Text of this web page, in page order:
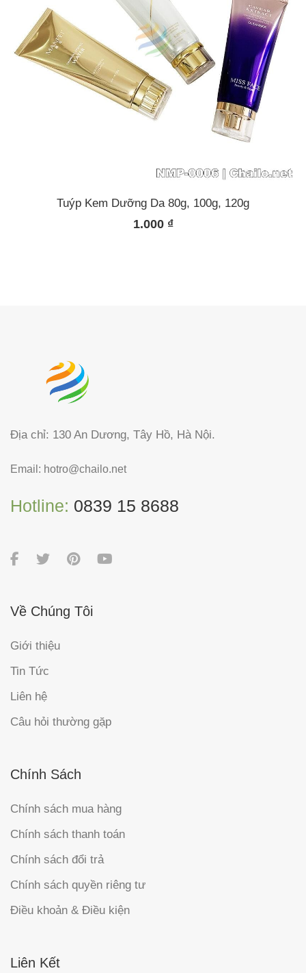
Tuýp Kem Dưỡng Da 80g, 100g, 120g
1.000 ₫
Địa chỉ: 130 An Dương, Tây Hồ, Hà Nội.
Email: hotro@chailo.net
Hotline: 0839 15 8688
Về Chúng Tôi
Giới thiệu
Tin Tức
Liên hệ
Câu hỏi thường gặp
Chính Sách
Chính sách mua hàng
Chính sách thanh toán
Chính sách đổi trả
Chính sách quyền riêng tư
Điều khoản & Điều kiện
Liên Kết